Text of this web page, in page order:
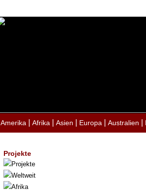
Amerika Afrika Asien Europa Australien
Projekte
Projekte
Weltweit
Afrika